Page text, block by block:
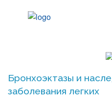
Бронхоэктазы и
заболевания легких